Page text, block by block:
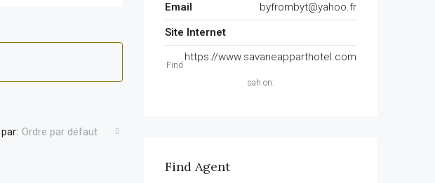
Ordre par défaut
Email
byfrombyt@yahoo.fr
Site Internet
https://www.savaneapparthotel.com
Find
sah on:
Find Agent